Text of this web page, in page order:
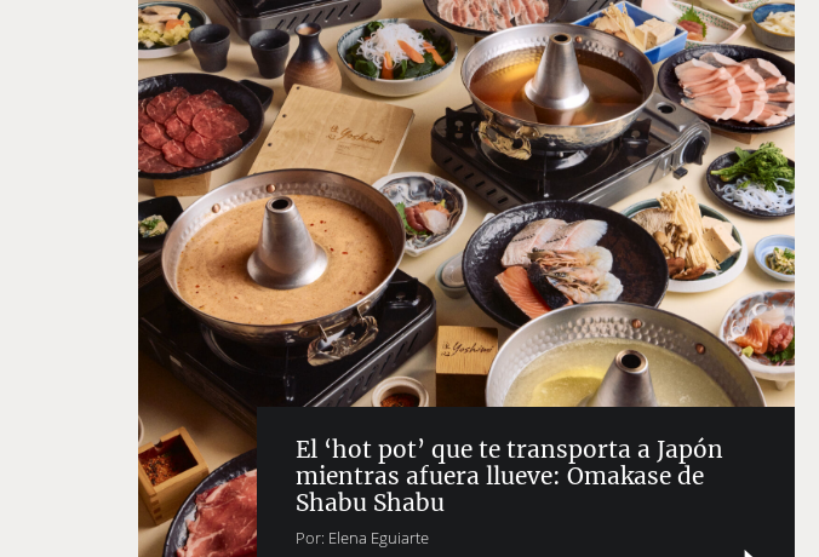
El ‘hot pot’ que te transporta a Japón
mientras afuera llueve: Omakase de
Shabu Shabu
Por: Elena Eguiarte